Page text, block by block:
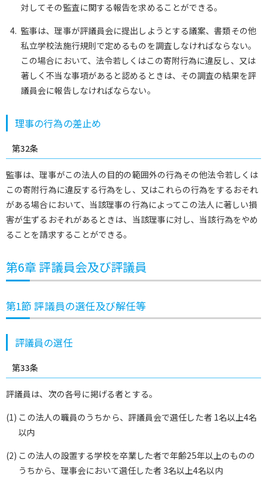
対してその監査に関する報告を求めることができる。
監事は、理事が評議員会に提出しようとする議案、書類その他
私立学校法施行規則で定めるものを調査しなければならない。
この場合において、法令若しくはこの寄附行為に違反し、又は
著しく不当な事項があると認めるときは、その調査の結果を評
議員会に報告しなければならない。
理事の行為の差止め
第32条
監事は、理事がこの法人の目的の範囲外の行為その他法令若しくは
この寄附行為に違反する行為をし、又はこれらの行為をするおそれ
がある場合において、当該理事の行為によってこの法人に著しい損
害が生ずるおそれがあるときは、当該理事に対し、当該行為をやめ
ることを請求することができる。
第6章 評議員会及び評議員
第1節 評議員の選任及び解任等
評議員の選任
第33条
評議員は、次の各号に掲げる者とする。
(1) この法人の職員のうちから、評議員会で選任した者 1名以上4名
以内
(2) この法人の設置する学校を卒業した者で年齢25年以上のものの
うちから、理事会において選任した者 3名以上4名以内